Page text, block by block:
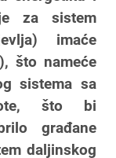
za sistem
imaće
što nameće
sistema sa
što bi
građane
daljinskog